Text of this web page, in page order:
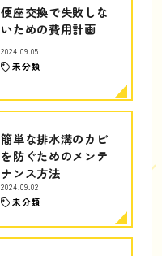
便座交換で失敗しな
いための費用計画
2024.09.05
未分類
簡単な排水溝のカビ
を防ぐためのメンテ
ナンス方法
2024.09.02
未分類